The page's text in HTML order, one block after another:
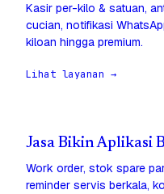
Kasir per-kilo & satuan,
cucian, notifikasi
kiloan hingga premium.
Lihat layanan →
Jasa Bikin Aplikasi
Work order, stok spare
reminder servis berkala,